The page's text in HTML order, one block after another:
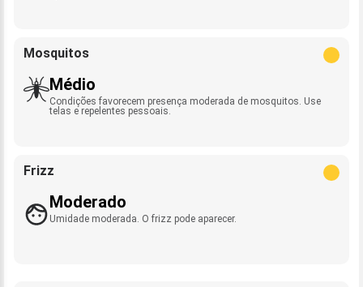
Mosquitos
Médio
Condições favorecem presença moderada de mosquitos. Use
telas e repelentes pessoais.
Frizz
Moderado
Umidade moderada. O frizz pode aparecer.